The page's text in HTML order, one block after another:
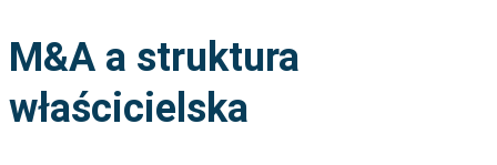
M&A a struktura
właścicielska